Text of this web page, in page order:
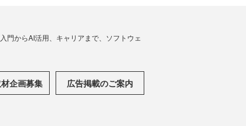
門からAI活用、キャリアまで、ソフトウェ
企画募集 広告掲載のご案内